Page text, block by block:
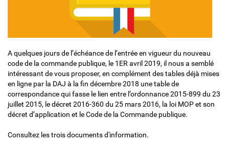
A quelques jours de l’échéance de l’entrée en vigueur du nouveau
code de la commande publique, le 1ER avril 2019, il nous a semblé
intéressant de vous proposer, en complément des tables déjà mises
en ligne par la DAJ à la fin décembre 2018 une table de
correspondance qui fasse le lien entre l’ordonnance 2015-899 du 23
juillet 2015, le décret 2016-360 du 25 mars 2016, la loi MOP et son
décret d’application et le Code de la Commande publique.
Consultez les trois documents d'information.